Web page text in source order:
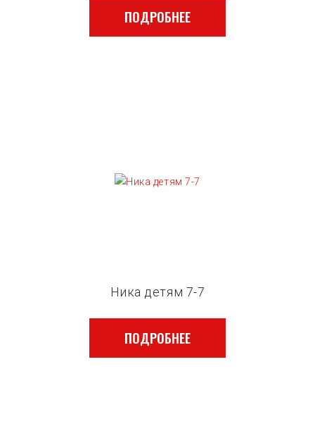
ПОДРОБНЕЕ
Ника детям 7-7
ПОДРОБНЕЕ